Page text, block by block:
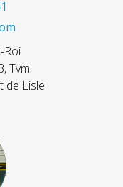
Roi
Tvm
de Lisle